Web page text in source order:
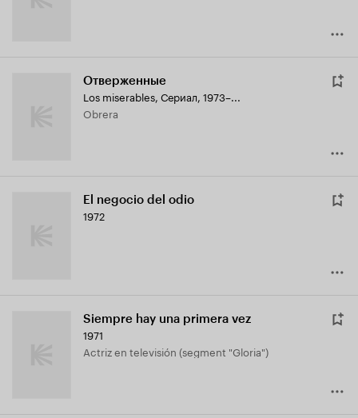
Отверженные
Los miserables, Сериал, 1973–...
Obrera
El negocio del odio
1972
Siempre hay una primera vez
1971
Actriz en televisión (segment "Gloria")